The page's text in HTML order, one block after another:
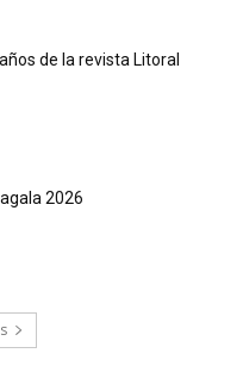
de la revista Litoral
2026